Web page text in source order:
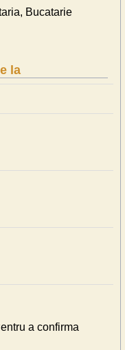
Bucatarie
la
a confirma